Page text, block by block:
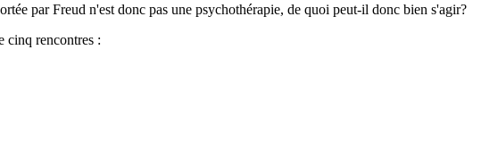
par Freud n'est donc pas une psychothérapie, de quoi peut-il donc bien s'agir?
cinq rencontres :